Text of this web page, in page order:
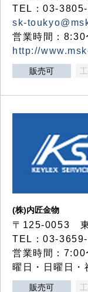
TEL：03-
sk-
営業時間：
http://
販売可
(株)内匠金物
〒125-0053
TEL：03-
営業時間：
曜日・日曜日・
販売可